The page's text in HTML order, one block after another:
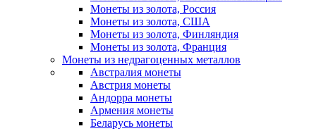
Монеты из золота, Россия
Монеты из золота, США
Монеты из золота, Финляндия
Монеты из золота, Франция
Монеты из недрагоценных металлов
Австралия монеты
Австрия монеты
Андорра монеты
Армения монеты
Беларусь монеты